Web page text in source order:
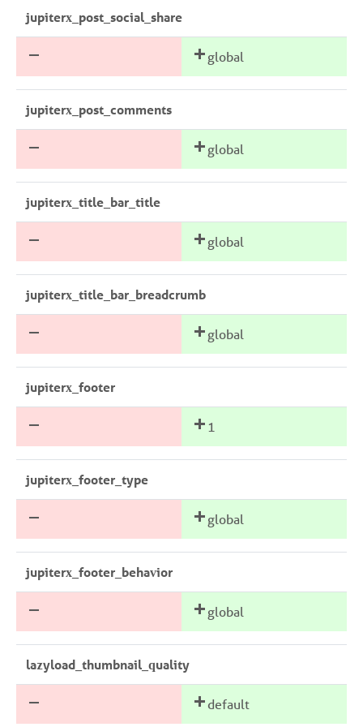
jupiterx_post_social_share
global
jupiterx_post_comments
global
jupiterx_title_bar_title
global
jupiterx_title_bar_breadcrumb
global
jupiterx_footer
1
jupiterx_footer_type
global
jupiterx_footer_behavior
global
lazyload_thumbnail_quality
default